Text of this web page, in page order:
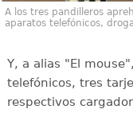
A los tres pandilleros
aparatos telefónicos,
Y, a alias "El
telefónicos, tres
respectivos